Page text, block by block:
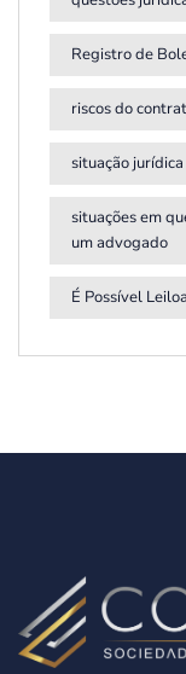
Registro de
riscos do
situação
situações em
um advogado
É Possível